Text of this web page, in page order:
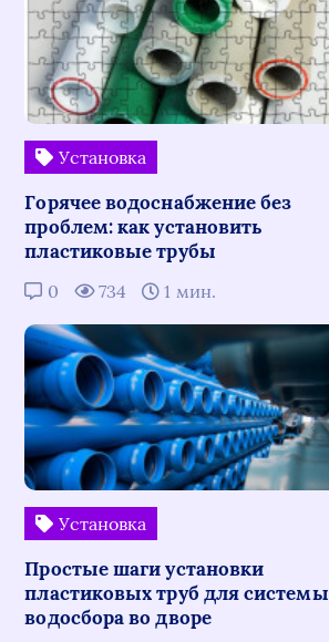
Установка
Горячее водоснабжение без
проблем: как установить
пластиковые трубы
0 734 1 мин.
Установка
Простые шаги установки
пластиковых труб для системы
водосбора во дворе